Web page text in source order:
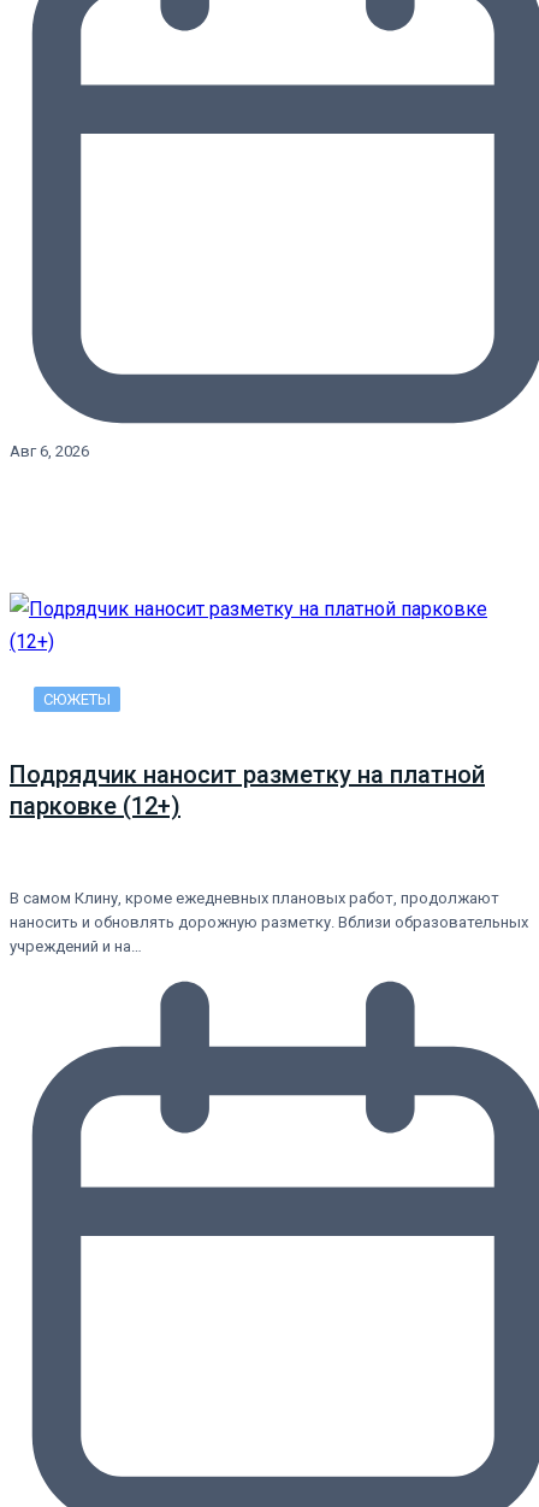
Авг 6, 2026
СЮЖЕТЫ
Подрядчик наносит разметку на платной
парковке (12+)
В самом Клину, кроме ежедневных плановых работ, продолжают
наносить и обновлять дорожную разметку. Вблизи образовательных
учреждений и на…